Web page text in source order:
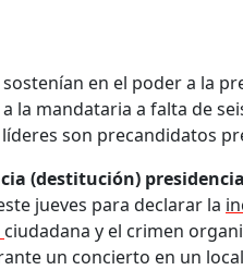
en el poder a la
la mandataria a falta de
son precandidatos
(destitución)
jueves para declarar la
ciudadana y el crimen
un concierto en un